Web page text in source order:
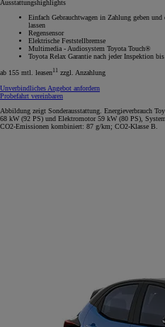
Ausstattungshighlights
Einfach Gebrauchtwagen in Zahlung geben
lassen
Regensensor
Elektrische Feststellbremse
Multimedia - Audiosystem Toyota Touch®
Toyota Relax Garantie nach jeder Inspektion
ab 155 mtl. leasen11 zzgl. Anzahlung
Unverbindliches Angebot anfordern
Probefahrt vereinbaren
Abbildung zeigt Sonderausstattung. Energieverbrauch
68 kW (92 PS) und Elektromotor 59 kW (80 PS),
CO2-Emissionen kombiniert: 87 g/km; CO2-Klasse B.